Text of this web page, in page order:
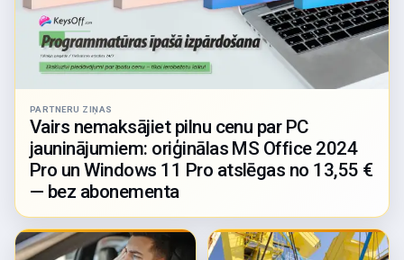
PARTNERU ZIŅAS
Vairs nemaksājiet pilnu cenu par PC
jauninājumiem: oriģinālas MS Office 2024
Pro un Windows 11 Pro atslēgas no 13,55 €
— bez abonementa